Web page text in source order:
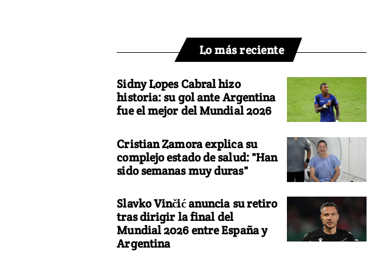
Lo más reciente
Sidny Lopes Cabral hizo
historia: su gol ante Argentina
fue el mejor del Mundial 2026
Cristian Zamora explica su
complejo estado de salud: "Han
sido semanas muy duras"
Slavko Vinčić anuncia su retiro
tras dirigir la final del
Mundial 2026 entre España y
Argentina